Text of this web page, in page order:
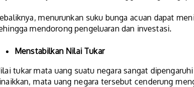
menurunkan suku bunga acuan dapat
mendorong pengeluaran dan investasi.
Menstabilkan Nilai Tukar
tukar mata uang suatu negara sangat
mata uang negara tersebut cenderung